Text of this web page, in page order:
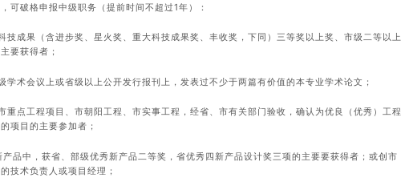
可破格申报中级职务（提前时间不超过1年）：
技成果（含进步奖、星火奖、重大科技成果奖、丰收奖，下同）三等奖以上奖、市级二等以上
要获得者；
学术会议上或省级以上公开发行报刊上，发表过不少于两篇有价值的本专业学术论文；
重点工程项目、市朝阳工程、市实事工程，经省、市有关部门验收，确认为优良（优秀）工程
项目的主要参加者；
产品中，获省、部级优秀新产品二等奖，省优秀四新产品设计奖三项的主要要获得者；或创市
技术负责人或项目经理；